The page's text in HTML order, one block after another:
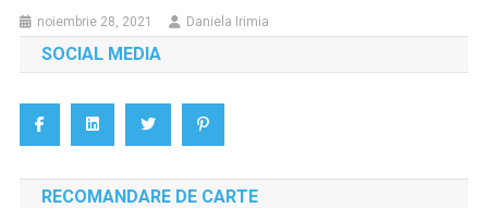
noiembrie 28, 2021 Daniela Irimia
SOCIAL MEDIA
RECOMANDARE DE CARTE